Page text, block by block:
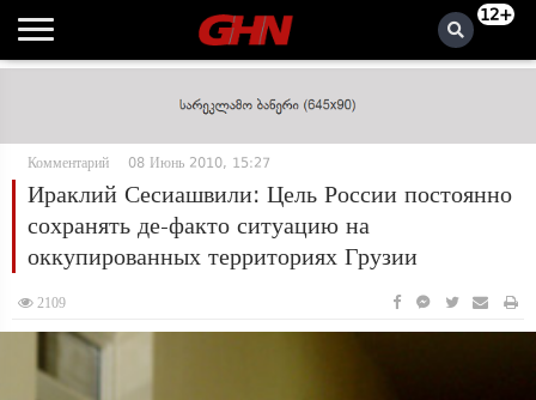
12+
Комментарий 08 Июнь 2010, 15:27
Ираклий Сесиашвили: Цель России постоянно
сохранять де-факто ситуацию на
оккупированных территориях Грузии
2109